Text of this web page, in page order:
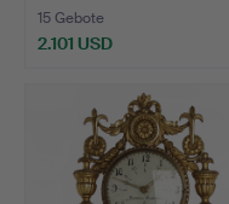
15 Gebote
2.101 USD